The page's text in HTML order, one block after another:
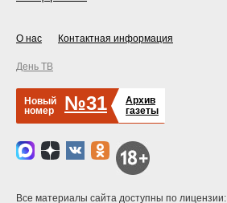
О нас Контактная информация
День ТВ
Новый
номер
№31
Архив
газеты
Все материалы сайта доступны по лицензии: